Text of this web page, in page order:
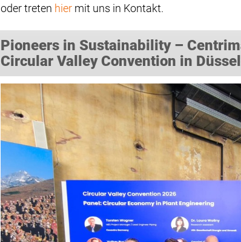
oder treten hier mit uns in Kontakt.
Pioneers in Sustainability –
Circular Valley Convention in